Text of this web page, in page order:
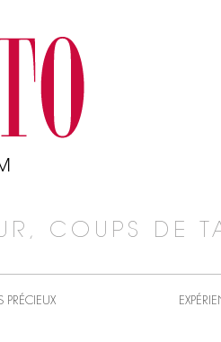
COUPS DE
PRÉCIEUX